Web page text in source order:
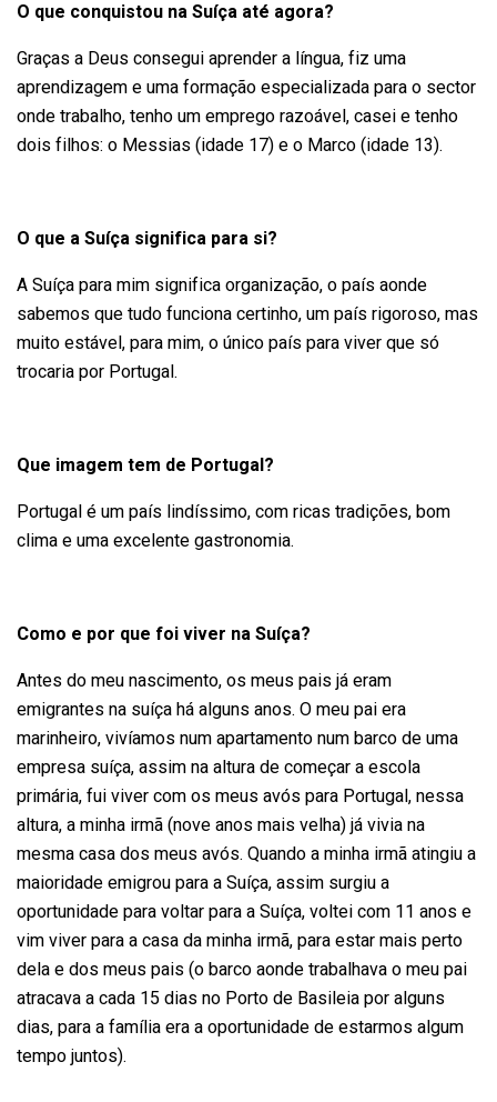
O que conquistou na Suíça até agora?
Graças a Deus consegui aprender a língua, fiz uma
aprendizagem e uma formação especializada para o sector
onde trabalho, tenho um emprego razoável, casei e tenho
dois filhos: o Messias (idade 17) e o Marco (idade 13).
O que a Suíça significa para si?
A Suíça para mim significa organização, o país aonde
sabemos que tudo funciona certinho, um país rigoroso, mas
muito estável, para mim, o único país para viver que só
trocaria por Portugal.
Que imagem tem de Portugal?
Portugal é um país lindíssimo, com ricas tradições, bom
clima e uma excelente gastronomia.
Como e por que foi viver na Suíça?
Antes do meu nascimento, os meus pais já eram
emigrantes na suíça há alguns anos. O meu pai era
marinheiro, vivíamos num apartamento num barco de uma
empresa suíça, assim na altura de começar a escola
primária, fui viver com os meus avós para Portugal, nessa
altura, a minha irmã (nove anos mais velha) já vivia na
mesma casa dos meus avós. Quando a minha irmã atingiu a
maioridade emigrou para a Suíça, assim surgiu a
oportunidade para voltar para a Suíça, voltei com 11 anos e
vim viver para a casa da minha irmã, para estar mais perto
dela e dos meus pais (o barco aonde trabalhava o meu pai
atracava a cada 15 dias no Porto de Basileia por alguns
dias, para a família era a oportunidade de estarmos algum
tempo juntos).